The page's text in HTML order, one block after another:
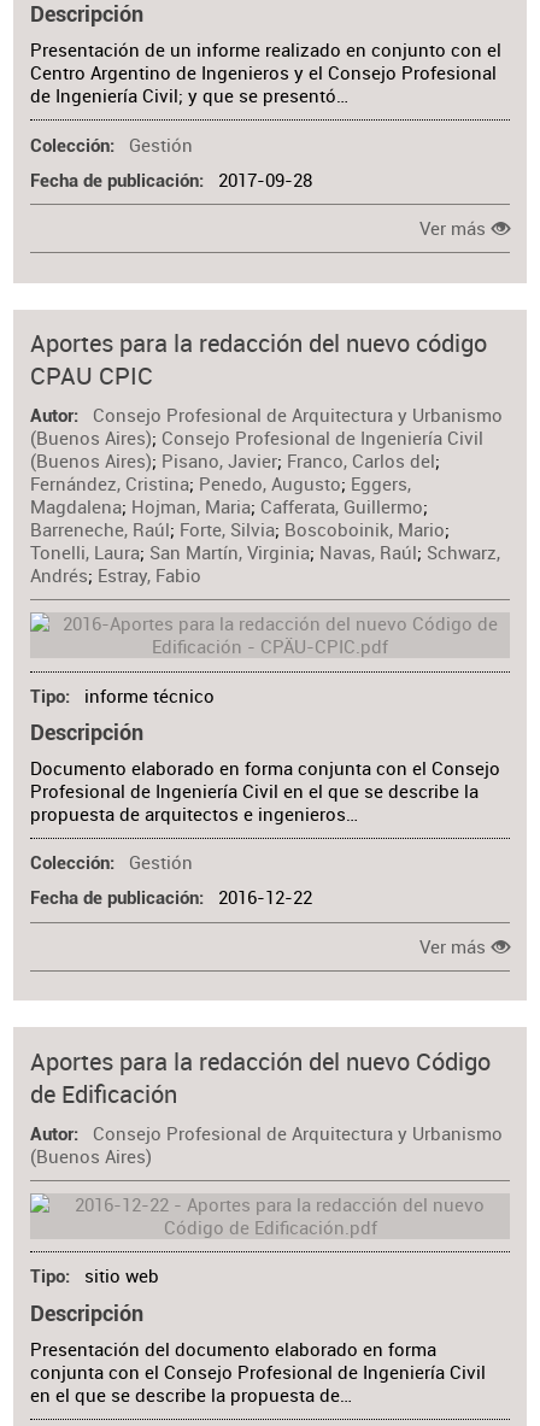
Descripción
Presentación de un informe realizado en conjunto con el
Centro Argentino de Ingenieros y el Consejo Profesional
de Ingeniería Civil; y que se presentó…
Colección Gestión
Fecha de publicación 2017-09-28
Ver más
Aportes para la redacción del nuevo código
CPAU CPIC
Autor
Consejo Profesional de Arquitectura y Urbanismo
(Buenos Aires); Consejo Profesional de Ingeniería Civil
(Buenos Aires); Pisano, Javier; Franco, Carlos del;
Fernández, Cristina; Penedo, Augusto; Eggers,
Magdalena; Hojman, Maria; Cafferata, Guillermo;
Barreneche, Raúl; Forte, Silvia; Boscoboinik, Mario;
Tonelli, Laura; San Martín, Virginia; Navas, Raúl; Schwarz,
Andrés; Estray, Fabio
Tipo informe técnico
Descripción
Documento elaborado en forma conjunta con el Consejo
Profesional de Ingeniería Civil en el que se describe la
propuesta de arquitectos e ingenieros…
Colección Gestión
Fecha de publicación 2016-12-22
Ver más
Aportes para la redacción del nuevo Código
de Edificación
Autor
Consejo Profesional de Arquitectura y Urbanismo
(Buenos Aires)
Tipo sitio web
Descripción
Presentación del documento elaborado en forma
conjunta con el Consejo Profesional de Ingeniería Civil
en el que se describe la propuesta de…